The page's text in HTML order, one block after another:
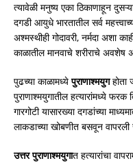
त्यावेळी मनुष्य एका ठिकाणाहून
दगडी आयुधे भारतातील सर्व
अश्मस्थीही गोदावरी, नर्मदा अशा
काळातील मानवाचे शरीराचे
पुढच्या काळामध्येपुराणाश्मयुगहोता
पुराणाश्मयुगातील हत्यारांमध्ये
गारगोटी यासारख्या दगडांच्या
लाकडाच्या खोबणीत बसवून वापरली
उत्तरपुराणाश्मयुगात हत्यारांचा